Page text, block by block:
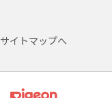
サイトマップへ